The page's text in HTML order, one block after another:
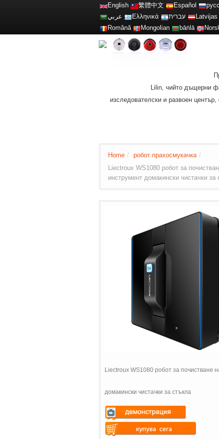
English 繁體中文 Español
عربي
Ελληνικά עברית Latvijas
Română
Mongolian bāṅlā
Lilin, чийто дъщерни
изследователски и развоен
Home / робот прахосмукачка /
Liectroux WS1080 робот за
инструмент домакински чистачки за
Liectroux WS1080 робот за почистване
домакински чистачки за стъкла
Warning